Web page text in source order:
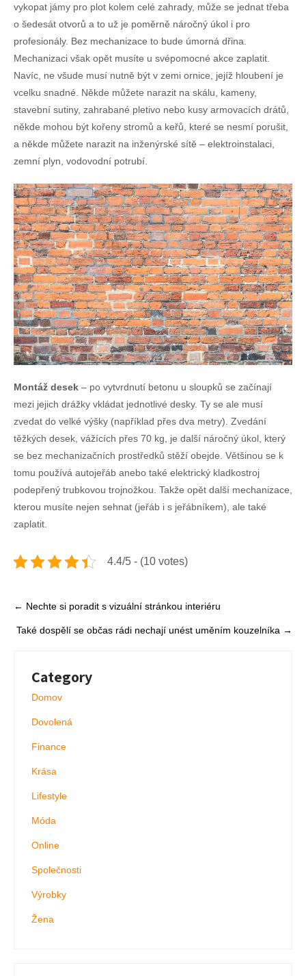
vykopat jámy pro plot kolem celé zahrady, může se jednat třeba
o šedesát otvorů a to už je poměrně náročný úkol i pro
profesionály. Bez mechanizace to bude úmorná dřina.
Mechanizaci však opět musíte u svépomocné akce zaplatit.
Navíc, ne všude musí nutně být v zemi ornice, jejíž hloubení je
vcelku snadné. Někde můžete narazit na skálu, kameny,
stavební sutiny, zahrabané pletivo nebo kusy armovacích drátů,
někde mohou být kořeny stromů a keřů, které se nesmí porušit,
a někde můžete narazit na inženýrské sítě – elektroinstalaci,
zemní plyn, vodovodní potrubí.
Montáž desek – po vytvrdnutí betonu u sloupků se začínají
mezi jejich drážky vkládat jednotlivé desky. Ty se ale musí
zvedat do velké výšky (například přes dva metry). Zvedání
těžkých desek, vážících přes 70 kg, je další náročný úkol, který
se bez mechanizačních prostředků stěží obejde. Většinou se k
tomu používá autojeřáb anebo také elektrický kladkostroj
podepřený trubkovou trojnožkou. Takže opět další mechanizace,
kterou musíte nejen sehnat (jeřáb i s jeřábníkem), ale také
zaplatit.
4.4/5 - (10 votes)
Post
navigation
← Nechte si poradit s vizuální stránkou interiéru
Také dospělí se občas rádi nechají unést uměním kouzelníka →
Category
Domov
Dovolená
Finance
Krása
Lifestyle
Móda
Online
Společnosti
Výrobky
Žena